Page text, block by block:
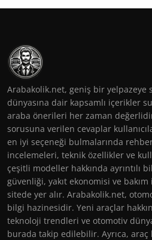
Arabakolik.net, geniş bir yelpazeye
dünyasına dair kapsamlı içerikler
araba önerileri her zaman
sorusuna verilen cevaplar
en iyi seçeneği bulmalarında
incelemeleri, teknik özellikler ve
çeşitli modeller hakkında ayrıntılı
güvenliği, yakıt ekonomisi ve
sitede yer alır. Arabakolik.net,
bilgi hazinesidir. Yeni araçlar
teknoloji trendleri ve otomotiv
burada takip edilebilir. Ayrıca, araç